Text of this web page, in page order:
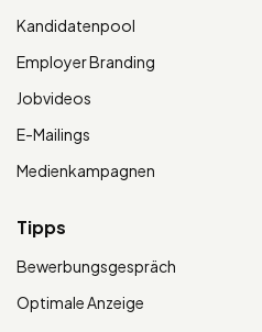
Kandidatenpool
Employer Branding
Jobvideos
E-Mailings
Medienkampagnen
Tipps
Bewerbungsgespräch
Optimale Anzeige